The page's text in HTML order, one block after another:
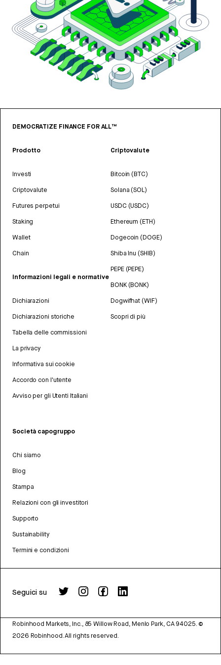
DEMOCRATIZE FINANCE FOR ALL™
Prodotto
Investi
Criptovalute
Futures perpetui
Staking
Wallet
Chain
Informazioni legali e normative
Dichiarazioni
Dichiarazioni storiche
Tabella delle commissioni
La privacy
Informativa sui cookie
Accordo con l'utente
Avviso per gli Utenti Italiani
Criptovalute
Bitcoin (BTC)
Solana (SOL)
USDC (USDC)
Ethereum (ETH)
Dogecoin (DOGE)
Shiba Inu (SHIB)
PEPE (PEPE)
BONK (BONK)
Dogwifhat (WIF)
Scopri di più
Società capogruppo
Chi siamo
Blog
Stampa
Relazioni con gli investitori
Supporto
Sustainability
Termini e condizioni
Seguici su
Robinhood Markets, Inc., 85 Willow Road, Menlo Park, CA 94025. ©
2026 Robinhood. All rights reserved.